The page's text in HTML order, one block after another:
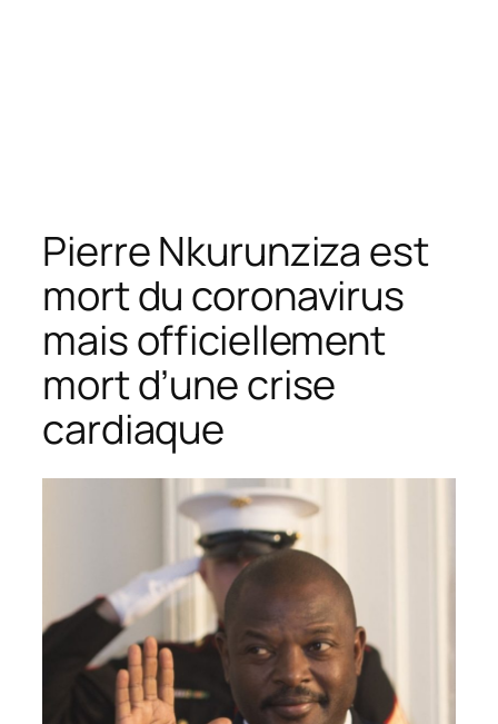
Pierre Nkurunziza est
mort du coronavirus
mais officiellement
mort d’une crise
cardiaque